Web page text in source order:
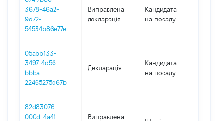
3678-46a2-
9d72-
54534b86e77e
Виправлена
декларація
Кандидата
на посаду
05abb133-
3497-4d56-
bbba-
22465275d67b
Декларація
Кандидата
на посаду
82d83076-
000d-4a41-
Виправлена